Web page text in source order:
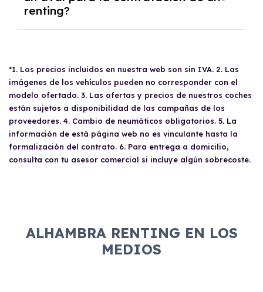
parte proporcional correspondiente.
disfrutar de un vehículo nuevo sin
siempre que el vehículo esté afecto a su
actividad económica. También pueden
aprovechar descuentos en peajes y
estacionamiento, así como acceso a carriles
especiales para vehículos con etiqueta Cero
Emisiones.
renting?
estudio de viabilidad económica. Factores
como la antigüedad en el trabajo, los ahorros
y la situación financiera del solicitante son
evaluados por el departamento de riesgos. En
algunos casos, especialmente si se está en
algún listado de deudores, puede ser
necesario presentar un aval solvente para
*1. Los precios incluidos en nuestra web son sin IVA. 2. Las
imágenes de los vehículos pueden no corresponder con el
modelo ofertado. 3. Las ofertas y precios de nuestros coches
están sujetos a disponibilidad de las campañas de los
proveedores. 4. Cambio de neumáticos obligatorios. 5. La
información de está página web no es vinculante hasta la
formalización del contrato. 6. Para entrega a domicilio,
consulta con tu asesor comercial si incluye algún sobrecoste.
ALHAMBRA RENTING EN LOS
MEDIOS